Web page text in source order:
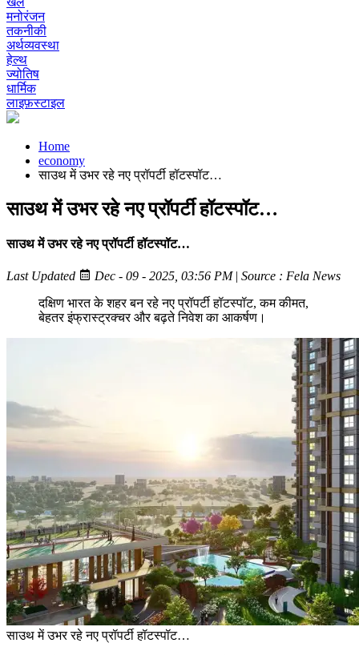
मनोरंजन
तकनीकी
अर्थव्यवस्था
हेल्थ
ज्योतिष
धार्मिक
लाइफ़स्टाइल
Home
economy
साउथ में उभर रहे नए प्रॉपर्टी हॉटस्पॉट…
साउथ में उभर रहे नए प्रॉपर्टी हॉटस्पॉट…
साउथ में उभर रहे नए प्रॉपर्टी हॉटस्पॉट…
Last Updated Dec - 09 - 2025, 03:56 PM| Source : Fela News
दक्षिण भारत के शहर बन रहे नए प्रॉपर्टी हॉटस्पॉट, कम कीमत,
बेहतर इंफ्रास्ट्रक्चर और बढ़ते निवेश का आकर्षण।
साउथ में उभर रहे नए प्रॉपर्टी हॉटस्पॉट…